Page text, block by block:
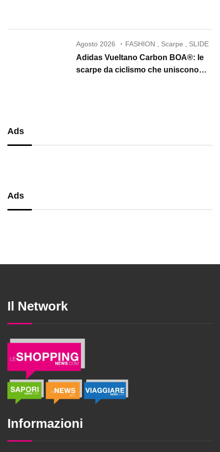
Agosto 2026 FASHION Scarpe SLIDE
Adidas Vueltano Carbon BOA®: le
scarpe da ciclismo che uniscono
Ads
Ads
Il Network
Informazioni